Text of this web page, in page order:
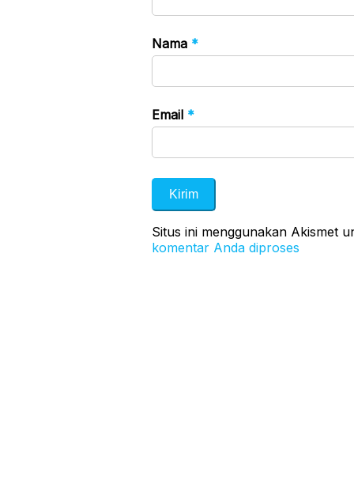
Nama *
Email *
Situs ini menggunakan Akismet
komentar Anda diproses